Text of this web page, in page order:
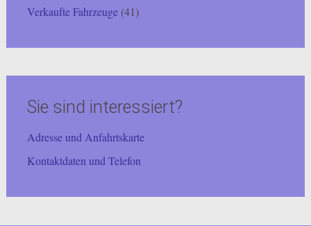
Verkaufte Fahrzeuge(41)
Sie sind interessiert?
Adresse und Anfahrtskarte
Kontaktdaten und Telefon